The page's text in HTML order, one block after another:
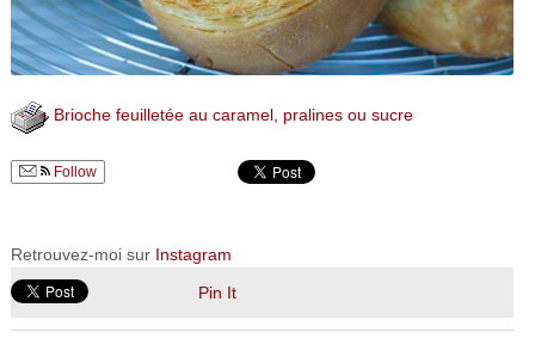
Brioche feuilletée au caramel, pralines ou sucre
Follow
Retrouvez-moi sur Instagram
Pin It